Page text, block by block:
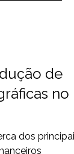
de
no
dos principais